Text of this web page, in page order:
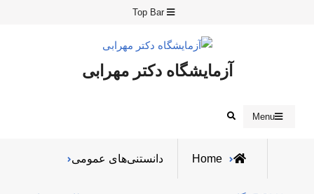
Top Bar
آزمایشگاه دکتر مهرابی
Menu
Search
Home دانستنی‌های عمومی